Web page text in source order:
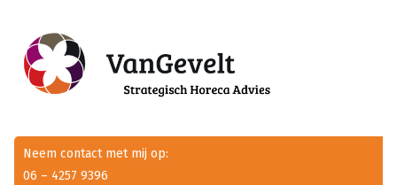
Neem contact met mij op:
06 – 4257 9396